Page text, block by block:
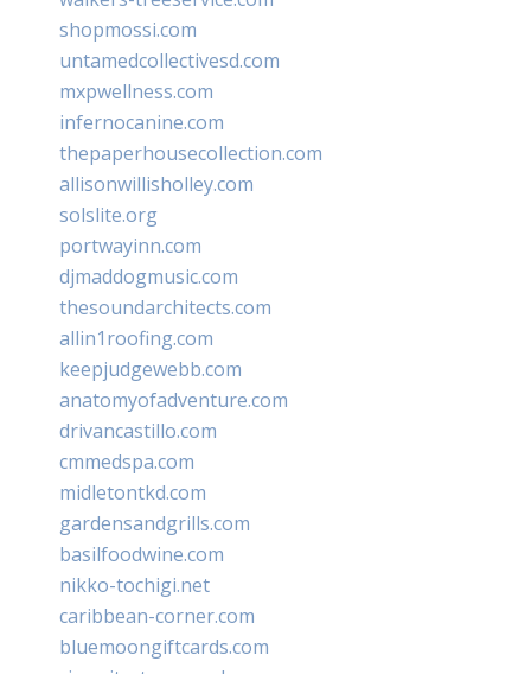
shopmossi.com
untamedcollectivesd.com
mxpwellness.com
infernocanine.com
thepaperhousecollection.com
allisonwillisholley.com
solslite.org
portwayinn.com
djmaddogmusic.com
thesoundarchitects.com
allin1roofing.com
keepjudgewebb.com
anatomyofadventure.com
drivancastillo.com
cmmedspa.com
midletontkd.com
gardensandgrills.com
basilfoodwine.com
nikko-tochigi.net
caribbean-corner.com
bluemoongiftcards.com